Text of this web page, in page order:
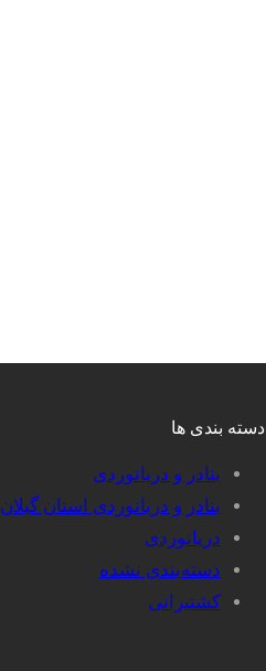
دسته بندی ها
بنادر و دریانوردی
بنادر و دریانوردی استان گیلان
دریانوردی
دسته‌بندی نشده
کشتیرانی